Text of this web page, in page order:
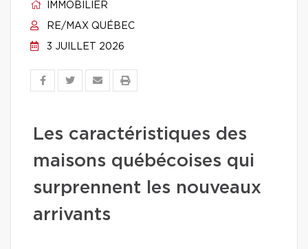
IMMOBILIER
RE/MAX QUÉBEC
3 JUILLET 2026
Les caractéristiques des
maisons québécoises qui
surprennent les nouveaux
arrivants